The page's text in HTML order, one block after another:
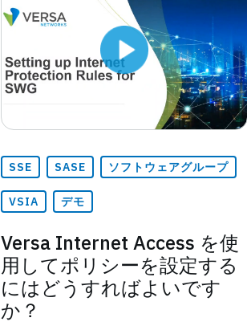
SSE SASE ソフトウェアグループ
VSIA デモ
Versa Internet Access を使
用してポリシーを設定する
にはどうすればよいです
か？